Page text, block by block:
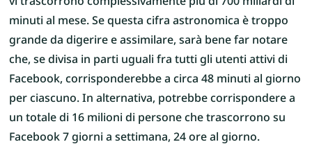
minuti al mese. Se questa cifra astronomica è troppo
grande da digerire e assimilare, sarà bene far notare
che, se divisa in parti uguali fra tutti gli utenti attivi di
Facebook, corrisponderebbe a circa 48 minuti al giorno
per ciascuno. In alternativa, potrebbe corrispondere a
un totale di 16 milioni di persone che trascorrono su
Facebook 7 giorni a settimana, 24 ore al giorno.